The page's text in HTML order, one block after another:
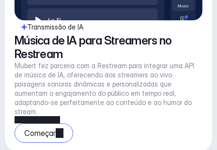
Transmissão de IA
Música de IA para Streamers no
Restream
Mubert fez parceria com a Restream para integrar uma API
de música de IA, oferecendo aos streamers ao vivo
paisagens sonoras dinâmicas e personalizadas que
aumentam o engajamento do público em tempo real,
adaptando-se perfeitamente ao conteúdo e ao humor do
stream.
Começar